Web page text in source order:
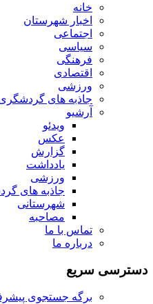
خانه
اخبار شهرستان
اجتماعی
سیاسی
فرهنگی
اقتصادی
ورزشی
جاذبه های
آرشیو
ویدئو
عکس
گزارش
یادداشت
ورزشی
جاذبه های
شهرستانی
مصاحبه
تماس با ما
درباره ما
دسترسی سریع
برگه جستجوی